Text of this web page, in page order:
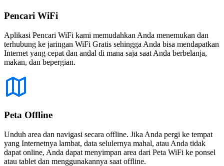
Pencari WiFi
Aplikasi Pencari WiFi kami memudahkan Anda menemukan dan
terhubung ke jaringan WiFi Gratis sehingga Anda bisa mendapatkan
Internet yang cepat dan andal di mana saja saat Anda berbelanja,
makan, dan bepergian.
Peta Offline
Unduh area dan navigasi secara offline. Jika Anda pergi ke tempat
yang Internetnya lambat, data selulernya mahal, atau Anda tidak
dapat online, Anda dapat menyimpan area dari Peta WiFi ke ponsel
atau tablet dan menggunakannya saat offline.